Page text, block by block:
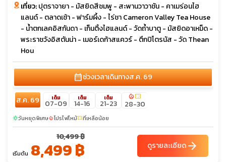
เที่ยว:ปุตราจายา - มัสยิดสีชมพู - สะพานวาวาชัน - คาเมร่อนไฮ
แลนด์ - ตลาดเช้า - ฟาร์มผึ้ง - ไร่ชา Cameron Valley Tea House
- น้ำตกเลคอิสกันดา - เก็นติ้งไฮแลนด์ - วัดถ้ำบาตู - มัสยิดอาเหม็ด -
พระราชวังอิสตันน่า - เมอร์เดก้าสแควร์ - ตึกปิโตรนัส - วัด Thean
Hou
calendar_monthช่วงเวลาเดินทางส.ค. 69
ส.ค. 69 เต็ม
07-09
เต็ม
14-16
เต็ม
21-23
local_fire_departmentconfirmation_number
28-30
sunnyวันหยุดพิเศษlocal_fire_departmentโปรไฟไหม้confirmation_numberที่เหลือน้อย
เริ่มต้น
10,499 ฿
8,499 ฿ ดูรายละเอียดarrow_forward